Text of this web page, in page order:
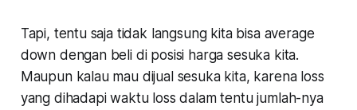
Tapi, tentu saja tidak langsung kita bisa average
down dengan beli di posisi harga sesuka kita.
Maupun kalau mau dijual sesuka kita, karena loss
yang dihadapi waktu loss dalam tentu jumlah-nya